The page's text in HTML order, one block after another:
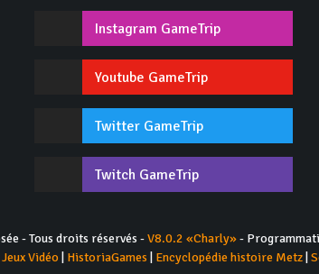
Instagram GameTrip
Youtube GameTrip
Twitter GameTrip
Twitch GameTrip
- Tous droits réservés -V8.0.2 «Charly»-
Vidéo| HistoriaGames Encyclopédie histoire Metz|